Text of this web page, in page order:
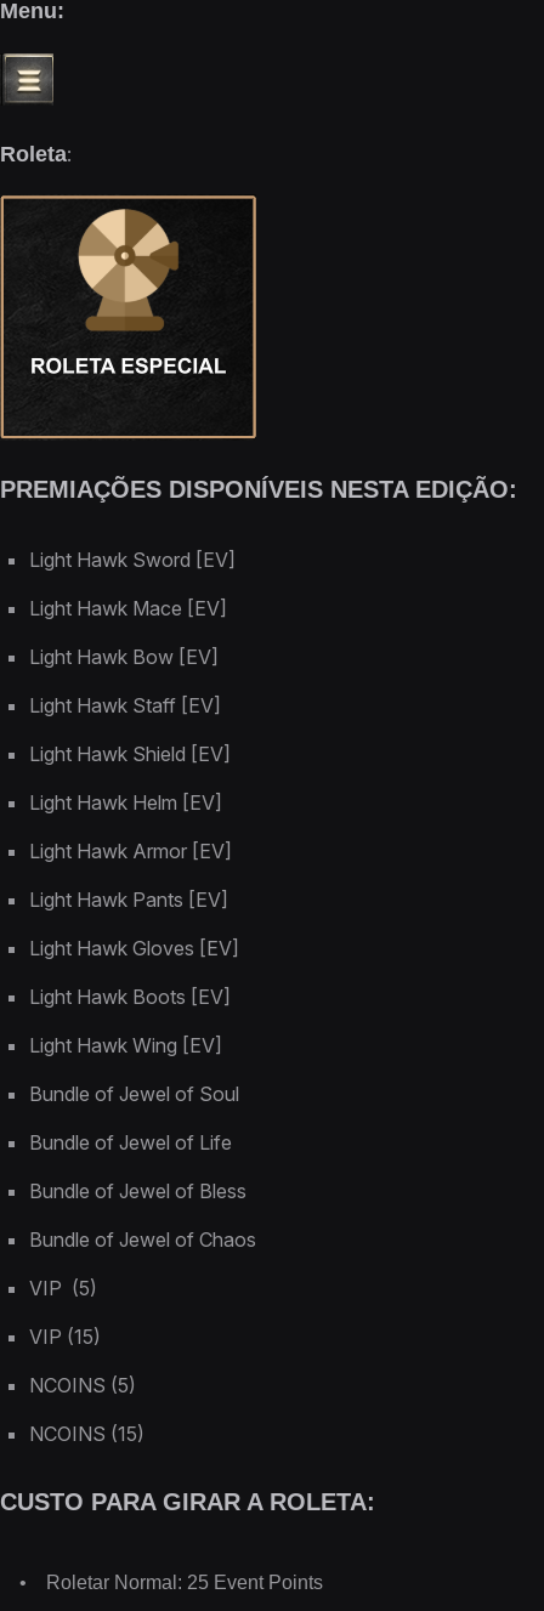
Menu:
Roleta:
PREMIAÇÕES DISPONÍVEIS NESTA EDIÇÃO:
Light Hawk Sword [EV]
Light Hawk Mace [EV]
Light Hawk Bow [EV]
Light Hawk Staff [EV]
Light Hawk Shield [EV]
Light Hawk Helm [EV]
Light Hawk Armor [EV]
Light Hawk Pants [EV]
Light Hawk Gloves [EV]
Light Hawk Boots [EV]
Light Hawk Wing [EV]
Bundle of Jewel of Soul
Bundle of Jewel of Life
Bundle of Jewel of Bless
Bundle of Jewel of Chaos
VIP (5)
VIP (15)
NCOINS (5)
NCOINS (15)
CUSTO PARA GIRAR A ROLETA:
• Roletar Normal: 25 Event Points